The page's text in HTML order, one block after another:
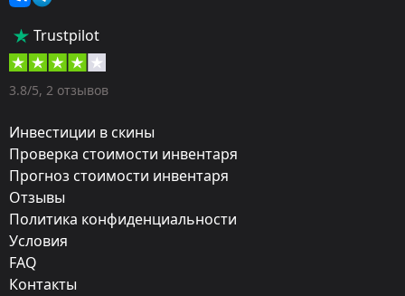
Пистолеты-пулемёты
Оружие:
Exterior:
Прямо с завода
Утечка отходов
Trustpilot
3.8/5, 2 отзывов
Инвестиции в скины
Проверка стоимости инвентаря
Прогноз стоимости инвентаря
Отзывы
Политика конфиденциальности
Условия
FAQ
Контакты